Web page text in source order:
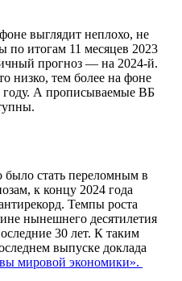
выглядит неплохо, не
по итогам 11 месяцев 2023
прогноз — на 2024-й.
низко, тем более на фоне
А прописываемые ВБ
стать переломным в
к концу 2024 года
Темпы роста
нынешнего десятилетия
30 лет. К таким
выпуске доклада
мировой экономики».